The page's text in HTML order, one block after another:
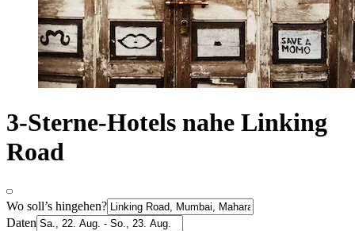
3-Sterne-Hotels nahe Linking
Road
Wo soll’s hingehen?
Daten